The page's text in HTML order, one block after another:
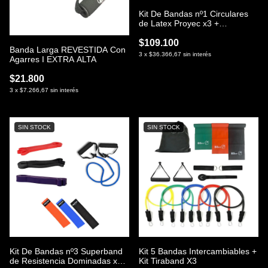
Banda Larga REVESTIDA Con
Agarres I EXTRA ALTA
$21.800
3 x $7.266,67 sin interés
Kit De Bandas nº1 Circulares
de Latex Proyec x3 +
Bandas Intercambiables con
Accesorios
$109.100
3 x $36.366,67 sin interés
SIN STOCK
Kit De Bandas nº3 Superband
de Resistencia Dominadas x3
SIN STOCK
Kit 5 Bandas Intercambiables +
Kit Tiraband X3